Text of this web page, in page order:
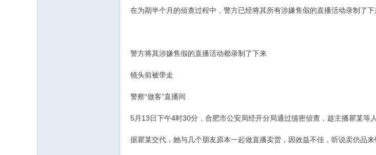
在为期半个月的侦查过程中，警方已经将其所有涉嫌售假的直播活动录制了下
警方将其涉嫌售假的直播活动都录制了下来
镜头前被带走
警察“做客”直播间
5月13日下午4时30分，合肥市公安局经开分局通过缜密侦查，趁主播瞿某等
据瞿某交代，她与几个朋友原本一起做直播卖货，因效益不佳，听说卖仿品来